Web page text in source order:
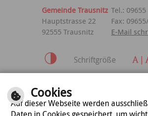
Gemeinde Trausnitz Tel.: 09655
Hauptstrasse 22
Fax:
92555 Trausnitz
E-Mail
Schriftgröße
Datenschutzerklärung
Cookies
Auf dieser Webseite werden